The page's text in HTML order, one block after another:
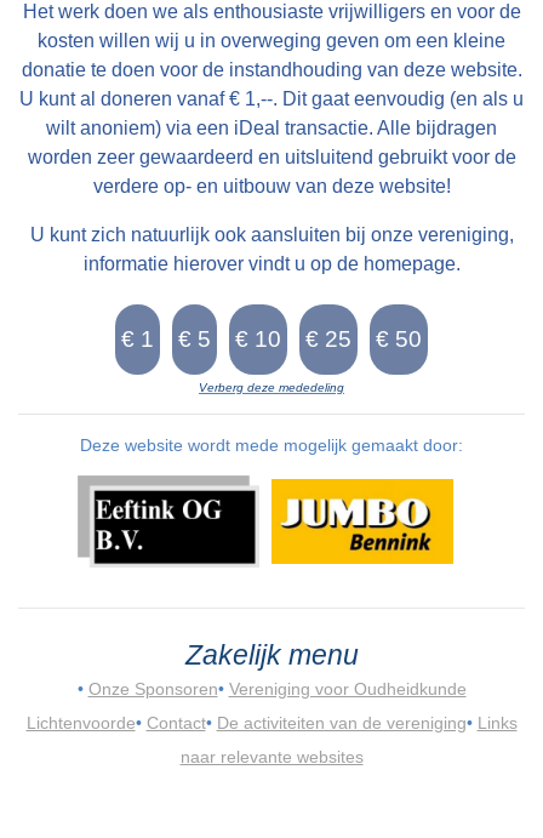
Het werk doen we als enthousiaste vrijwilligers en voor de
kosten willen wij u in overweging geven om een kleine
donatie te doen voor de instandhouding van deze website.
U kunt al doneren vanaf € 1,--. Dit gaat eenvoudig (en als u
wilt anoniem) via een iDeal transactie. Alle bijdragen
worden zeer gewaardeerd en uitsluitend gebruikt voor de
verdere op- en uitbouw van deze website!
U kunt zich natuurlijk ook aansluiten bij onze vereniging,
informatie hierover vindt u op de homepage.
Verberg deze mededeling
Deze website wordt mede mogelijk gemaakt door:
Zakelijk menu
• Onze Sponsoren• Vereniging voor Oudheidkunde
Lichtenvoorde• Contact• De activiteiten van de vereniging• Links
naar relevante websites